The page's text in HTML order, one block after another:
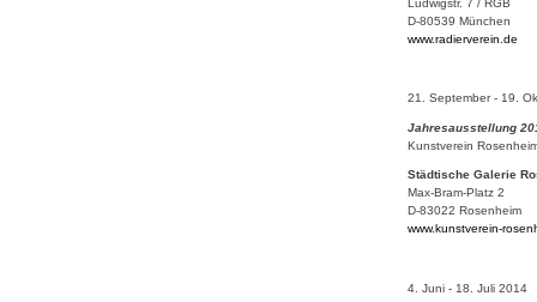
D-80539 München
www.radierverein.de
21. September - 19.
Jahresausstellung
Kunstverein
Städtische Galerie
Max-Bram-Platz 2
D-83022 Rosenheim
www.kunstverein-
4. Juni - 18. Juli 2014